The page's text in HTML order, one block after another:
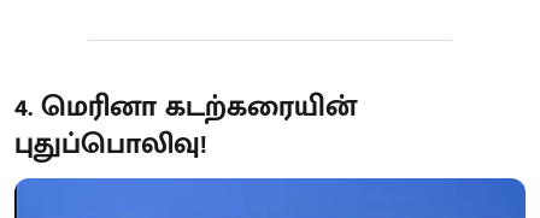
4. மெரினா கடற்கரையின்
புதுப்பொலிவு!